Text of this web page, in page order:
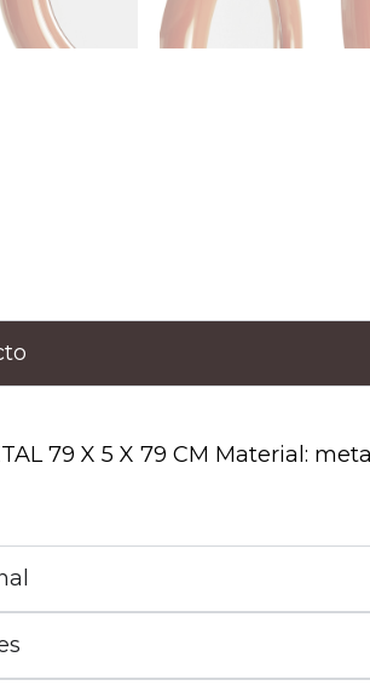
79 X 5 X 79 CM Material: